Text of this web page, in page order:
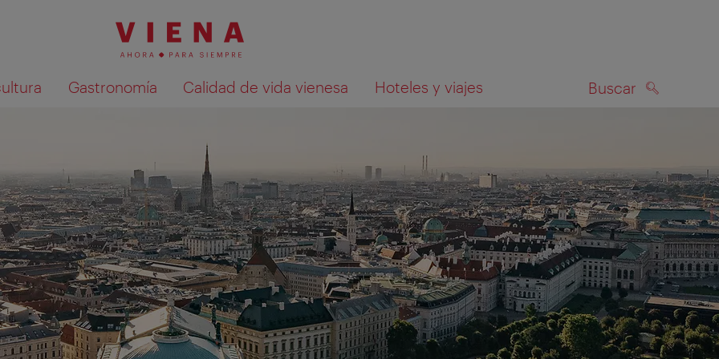
Gastronomía Calidad de vida vienesa Hoteles y viajes Buscar